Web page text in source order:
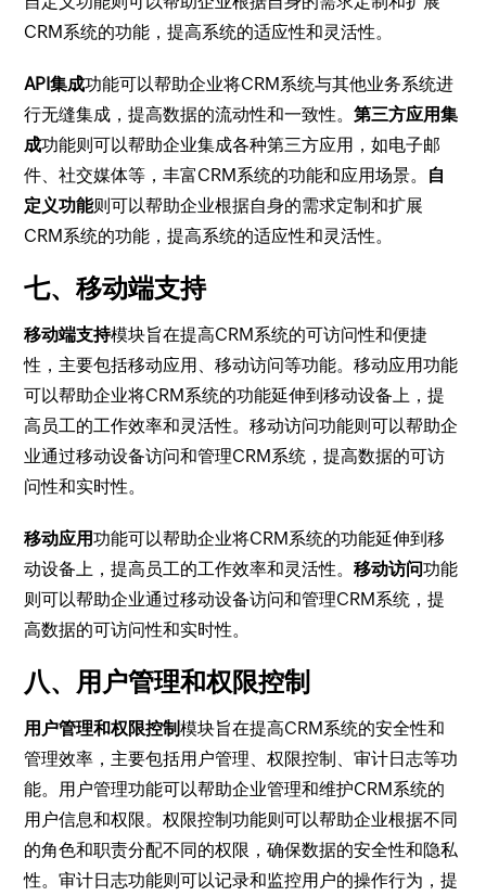
CRM系统的功能，提高系统的适应性和灵活性。
API集成功能可以帮助企业将CRM系统与其他业务系统进
行无缝集成，提高数据的流动性和一致性。第三方应用集
成功能则可以帮助企业集成各种第三方应用，如电子邮
件、社交媒体等，丰富CRM系统的功能和应用场景。 自
定义功能则可以帮助企业根据自身的需求定制和扩展
CRM系统的功能，提高系统的适应性和灵活性。
七、移动端支持
移动端支持模块旨在提高CRM系统的可访问性和便捷
性，主要包括移动应用、移动访问等功能。移动应用功能
可以帮助企业将CRM系统的功能延伸到移动设备上，提
高员工的工作效率和灵活性。移动访问功能则可以帮助企
业通过移动设备访问和管理CRM系统，提高数据的可访
问性和实时性。
移动应用功能可以帮助企业将CRM系统的功能延伸到移
动设备上，提高员工的工作效率和灵活性。移动访问功能
则可以帮助企业通过移动设备访问和管理CRM系统，提
高数据的可访问性和实时性。
八、用户管理和权限控制
用户管理和权限控制模块旨在提高CRM系统的安全性和
管理效率，主要包括用户管理、权限控制、审计日志等功
能。用户管理功能可以帮助企业管理和维护CRM系统的
用户信息和权限。权限控制功能则可以帮助企业根据不同
的角色和职责分配不同的权限，确保数据的安全性和隐私
性。审计日志功能则可以记录和监控用户的操作行为，提